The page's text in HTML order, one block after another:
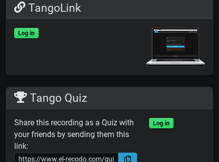
TangoLink
Log in
Tango Quiz
Share this recording as a Quiz with
your friends by sending them this
link:
Log in